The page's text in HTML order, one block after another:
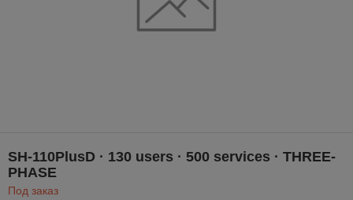
SH-110PlusD · 130 users · 500 services · THREE-
PHASE
Под заказ